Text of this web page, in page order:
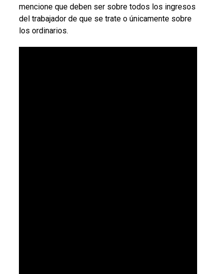
mencione que deben ser sobre todos los ingresos
del trabajador de que se trate o únicamente sobre
los ordinarios.